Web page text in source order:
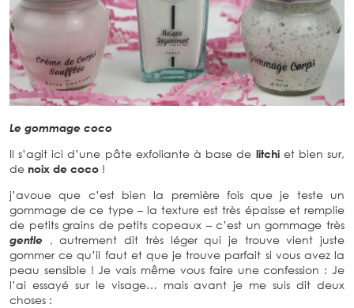
Le gommage coco
Il s’agit ici d’une pâte exfoliante à base de litchi et bien sur,
de noix de coco !
j’avoue que c’est bien la première fois que je teste un
gommage de ce type – la texture est très épaisse et remplie
de petits grains de petits copeaux – c’est un gommage très
gentle , autrement dit très léger qui je trouve vient juste
gommer ce qu’il faut et que je trouve parfait si vous avez la
peau sensible ! Je vais même vous faire une confession : Je
l’ai essayé sur le visage… mais avant je me suis dit deux
choses :